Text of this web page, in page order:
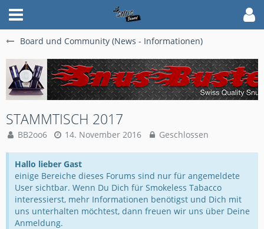
Board und Community (News - Informationen)
STAMMTISCH 2017
BB2oo6 14. November 2016 Geschlossen
Hallo lieber Gast
einige Bereiche dieses Forums sind nur für angemeldete
User sichtbar. Wenn Du Dich für Smokeless Tabacco
interessierst, mehr Informationen benötigst und Dich mit
uns unterhalten möchtest, dann freuen wir uns über Deine
Anmeldung.